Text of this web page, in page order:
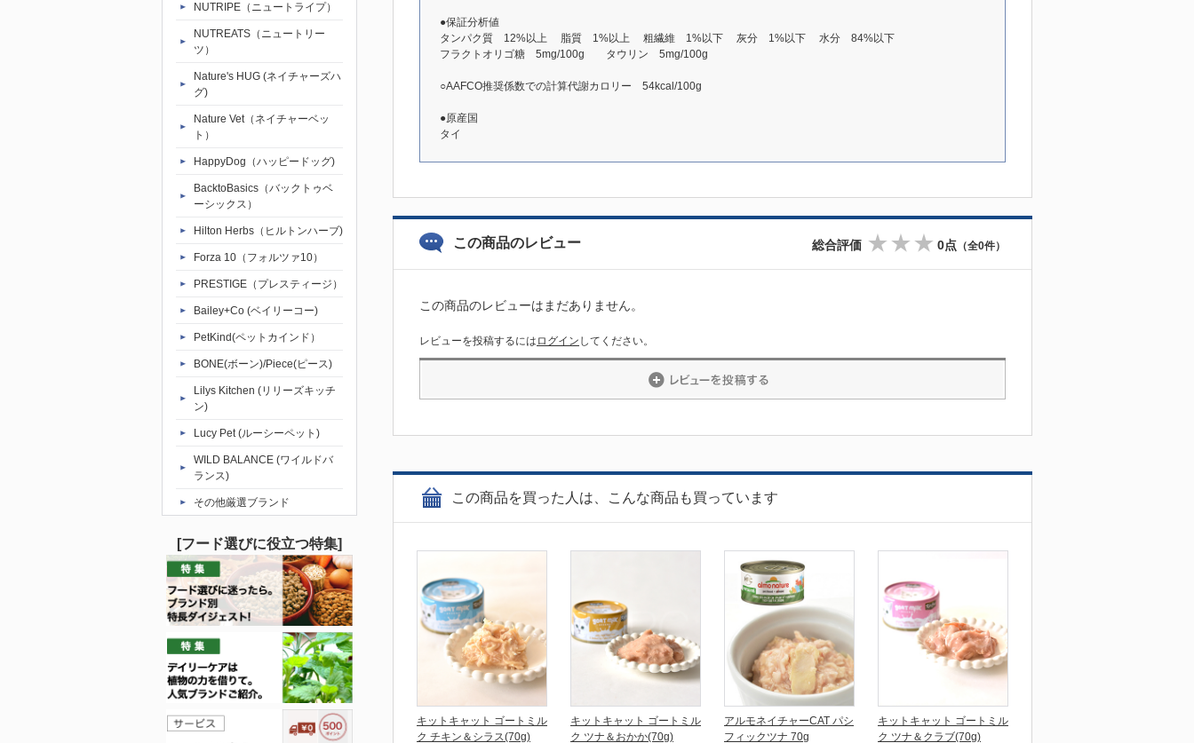
NUTRIPE（ニュートライプ）
NUTREATS（ニュートリー
ツ）
Nature's HUG (ネイチャーズハ
グ)
Nature Vet（ネイチャーベッ
ト）
HappyDog（ハッピードッグ)
BacktoBasics（バックトゥベ
ーシックス）
Hilton Herbs（ヒルトンハーブ)
Forza 10（フォルツァ10）
PRESTIGE（プレスティージ）
Bailey+Co (ベイリーコー)
PetKind(ペットカインド）
BONE(ボーン)/Piece(ピース)
Lilys Kitchen (リリーズキッチ
ン)
Lucy Pet (ルーシーペット)
WILD BALANCE (ワイルドバ
ランス)
その他厳選ブランド
[フード選びに役立つ特集]
●保証分析値
タンパク質 12%以上 脂質 1%以上 粗繊維 1%以下 灰分 1%以下 水分 84%以下
フラクトオリゴ糖 5mg/100g タウリン 5mg/100g
○AAFCO推奨係数での計算代謝カロリー 54kcal/100g
●原産国
タイ
この商品のレビュー 総合評価 0点 （全0件）
この商品のレビューはまだありません。
レビューを投稿するには ログイン してください。
この商品を買った人は、こんな商品も買っています
キットキャット ゴートミル
ク チキン＆シラス(70g)
キットキャット ゴートミル
ク ツナ＆おかか(70g)
アルモネイチャーCAT パシ
フィックツナ 70g
キットキャット ゴートミル
ク ツナ＆クラブ(70g)